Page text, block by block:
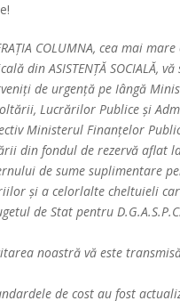
COLUMNA, cea mai
din ASISTENȚĂ SOCIALĂ,
de urgență pe Iângă
Lucrărilor Publice și
Ministerul Finanțelor
din fondul de rezervă aflat
de sume suplimentare
și a celorlalte cheltuieli
de Stat pentru
noastră vă este
de cost au fost